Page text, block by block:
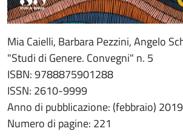
Mia Caielli, Barbara Pezzini, Angelo
"Studi di Genere. Convegni" n. 5
ISBN: 9788875901288
ISSN: 2610-9999
Anno di pubblicazione: (febbraio) 2019
Numero di pagine: 221